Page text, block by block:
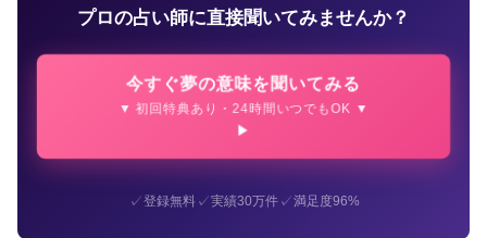
プロの占い師に直接聞いてみませんか？
今すぐ夢の意味を聞いてみる
▼ 初回特典あり・24時間いつでもOK ▼
✓登録無料✓実績30万件✓満足度96%